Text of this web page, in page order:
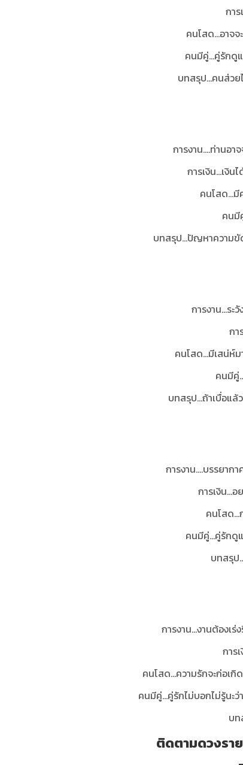
กา
คนโสด...อาจ
คนมีคู่...คู่รักดู
บทสรุป...คนส่วย
การงาน....ท่านอ
การเงิน...เงิ
คนโสด...มี
คนมี
บทสรุป...ปัญหาความขั
การงาน...ร
กา
คนโสด...มีเสน่ห์
คนมีคู่
บทสรุป...ถ้าเบื่อแล้
การงาน....บรรยาก
การเงิน...
คนโสด
คนมีคู่...คู่รักดู
บทสรุป
การงาน...งานต้องเ
การ
คนโสด...ความรักจะก่อเ
คนมีคู่...คู่รักไม่บอกไม่รู้นะ
บท
ติดตามดวงรา